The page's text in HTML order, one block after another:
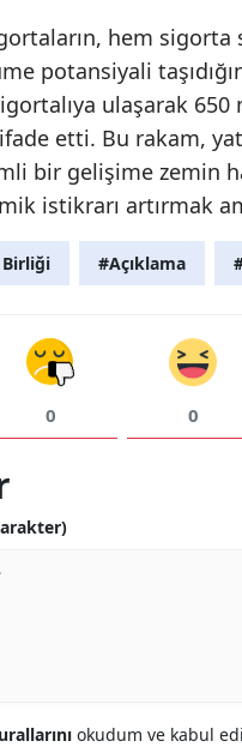
hem
potansiyali
ulaşarak
etti. Bu rakam,
bir gelişime zemin
istikrarı artırmak
#Açıklama
0 0
okudum ve kabul